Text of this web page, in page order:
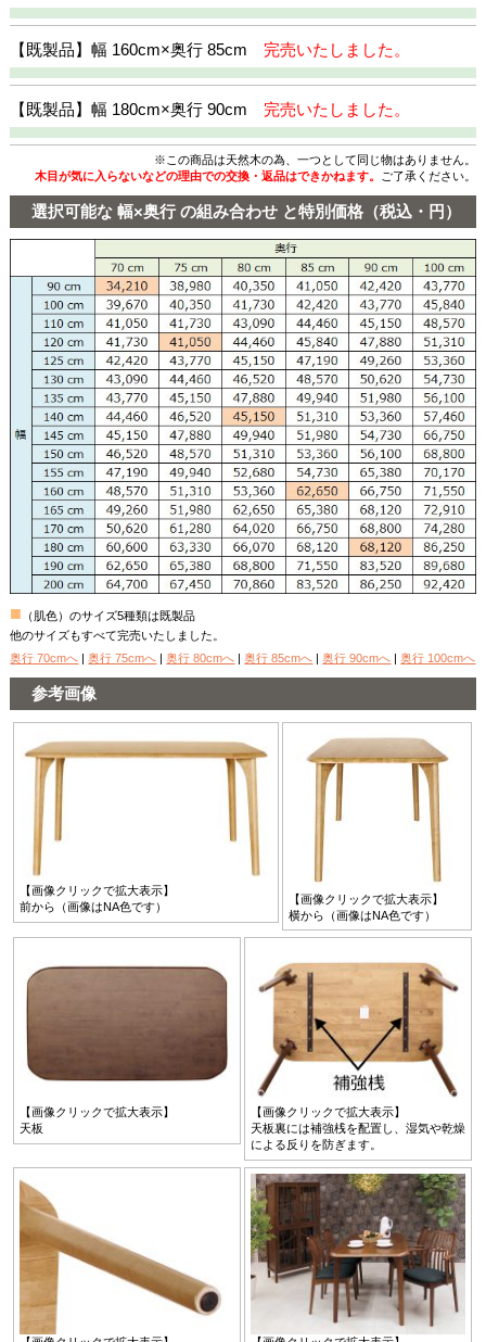
【既製品】幅 160cm×奥行 85cm 完売いたしました。
【既製品】幅 180cm×奥行 90cm 完売いたしました。
※この商品は天然木の為、一つとして同じ物はありません。
木目が気に入らないなどの理由での交換・返品はできかねます。
ご了承ください。
選択可能な 幅×奥行 の組み合わせ と特別価格（税込・円）
■ （肌色）のサイズ5種類は既製品
他のサイズもすべて完売いたしました。
奥行 70cmへ |奥行 75cmへ |奥行 80cmへ |奥行 85cmへ |奥行 90cmへ |奥行 100cmへ
参考画像
【画像クリックで拡大表示】
前から（画像はNA色です）
【画像クリックで拡大表示】
横から（画像はNA色です）
【画像クリックで拡大表示】
天板
【画像クリックで拡大表示】
天板裏には補強桟を配置し、湿気や乾燥
による反りを防ぎます。